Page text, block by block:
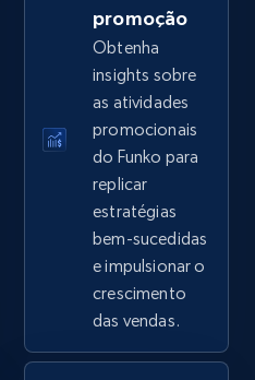
using
name, Seller rating,
Root category, and
Comece agora
from shops on eBay
name, Seller rating,
Root category, and
promoção
Obtenha
insights sobre
as atividades
promocionais
do Funko para
replicar
estratégias
bem-sucedidas
e impulsionar o
crescimento
das vendas.